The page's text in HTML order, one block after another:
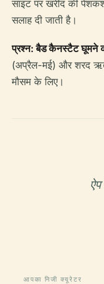
साइट पर खरीद की
सलाह दी जाती है।
प्रश्न: बैड कैनस्टैट घूमने
(अप्रैल-मई) और शरद
मौसम के लिए।
आपका निजी क्यूरेटर